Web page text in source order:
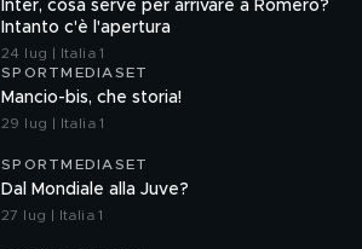
Inter, cosa serve per arrivare a Romero?
Intanto c'è l'apertura
24 lug | Italia 1
SPORTMEDIASET
Mancio-bis, che storia!
29 lug | Italia 1
SPORTMEDIASET
Dal Mondiale alla Juve?
27 lug | Italia 1